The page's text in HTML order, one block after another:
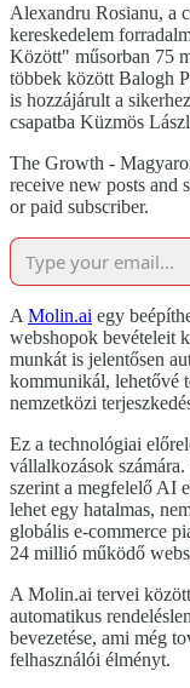
Alexandru Rosianu, a
kereskedelem
Között" műsorban 75
többek között Balogh
is hozzájárult a
csapatba Küzmös
The Growth -
receive new posts and
or paid subscriber.
A Molin.ai egy
webshopok bevételeit
munkát is jelentősen
kommunikál, lehetővé
nemzetközi
Ez a technológiai
vállalkozások
szerint a megfelelő AI
lehet egy hatalmas,
globális e-commerce
24 millió működő
A Molin.ai tervei
automatikus
bevezetése, ami még
felhasználói élményt.